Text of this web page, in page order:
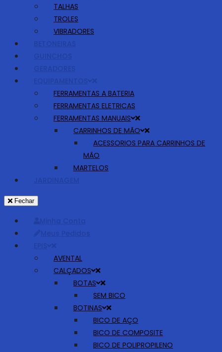
TALHAS
TROLES
VIBRADORES
BETONEIRAS
GUINCHOS
GERADORES
EQUIPAMENTOS
FERRAMENTAS A BATERIA
FERRAMENTAS ELETRICAS
FERRAMENTAS MANUAIS
CARRINHOS DE MÃO
ACESSORIOS PARA CARRINHOS DE
MÃO
MARTELOS
JARDINAGEM
Fechar
Minha Conta
Meus Pedidos
EPIS
AVENTAL
CALÇADOS
BOTAS
SEM BICO
BOTINAS
BICO DE AÇO
BICO DE COMPOSITE
BICO DE POLIPROPILENO